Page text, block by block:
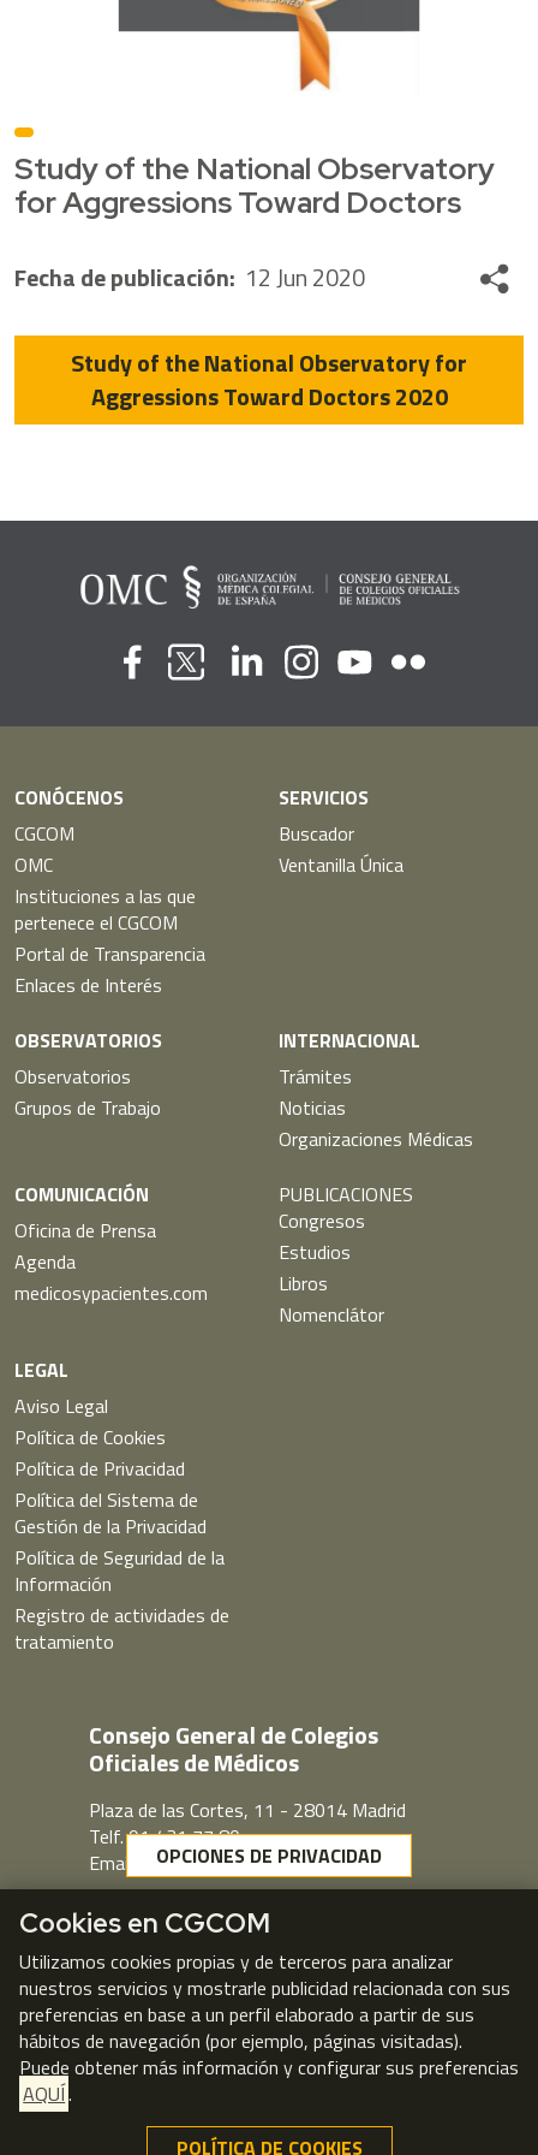
Study of the National Observatory
for Aggressions Toward Doctors
Fecha de publicación: 12 Jun 2020 Share
Study of the National Observatory for
Aggressions Toward Doctors 2020
CONÓCENOS
CGCOM
OMC
Instituciones a las que
pertenece el CGCOM
Portal de Transparencia
Enlaces de Interés
SERVICIOS
Buscador
Ventanilla Única
OBSERVATORIOS
Observatorios
Grupos de Trabajo
INTERNACIONAL
Trámites
Noticias
Organizaciones Médicas
COMUNICACIÓN
Oficina de Prensa
Agenda
medicosypacientes.com
PUBLICACIONES
Congresos
Estudios
Libros
Nomenclátor
LEGAL
Aviso Legal
Política de Cookies
Política de Privacidad
Política del Sistema de
Gestión de la Privacidad
Política de Seguridad de la
Información
Registro de actividades de
tratamiento
Consejo General de Colegios
Oficiales de Médicos
Plaza de las Cortes, 11 - 28014 Madrid
Telf. 91 431 77 80
Email:
cgcom@cgcom.es
Webmail
OPCIONES DE PRIVACIDAD
Cookies en CGCOM
Utilizamos cookies propias y de terceros para analizar
nuestros servicios y mostrarle publicidad relacionada con sus
preferencias en base a un perfil elaborado a partir de sus
hábitos de navegación (por ejemplo, páginas visitadas).
Puede obtener más información y configurar sus preferencias
AQUÍ.
POLÍTICA DE COOKIES